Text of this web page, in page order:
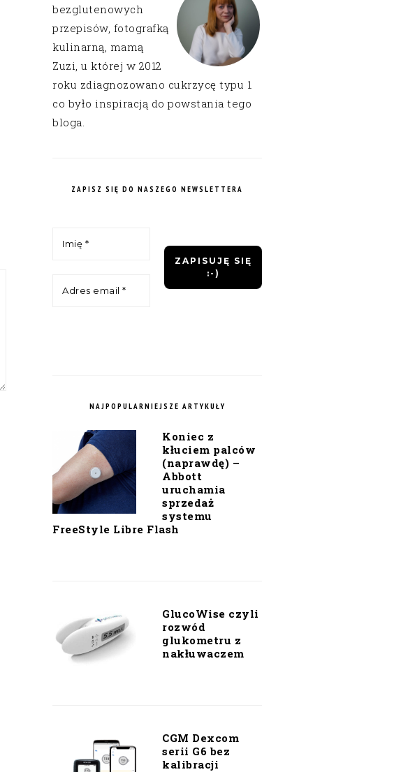
bezglutenowych
przepisów, fotografką
kulinarną, mamą
Zuzi, u której w 2012
roku zdiagnozowano cukrzycę typu 1
co było inspiracją do powstania tego
bloga.
ZAPISZ SIĘ DO NASZEGO NEWSLETTERA
NAJPOPULARNIEJSZE ARTYKUŁY
Koniec z
kłuciem palców
(naprawdę) –
Abbott
uruchamia
sprzedaż
systemu
FreeStyle Libre Flash
GlucoWise czyli
rozwód
glukometru z
nakłuwaczem
CGM Dexcom
serii G6 bez
kalibracji